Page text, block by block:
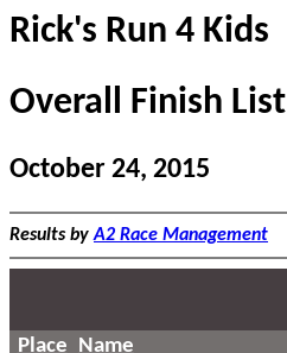
Rick's Run 4 Kids
Overall Finish List
October 24, 2015
Results byA2 Race Management
Place Name